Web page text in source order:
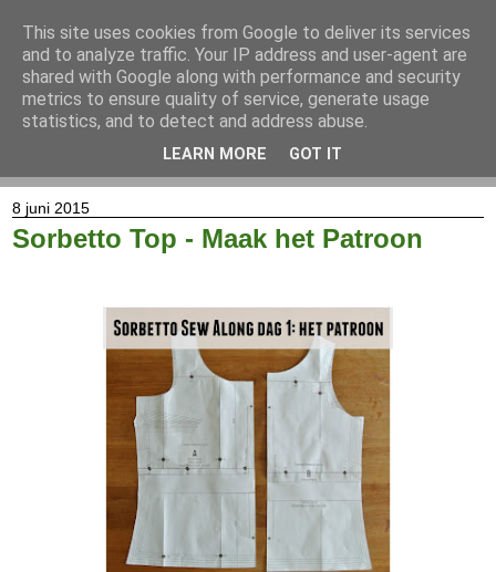
8 juni 2015
Sorbetto Top - Maak het Patroon
This site uses cookies from Google to deliver its services
and to analyze traffic. Your IP address and user-agent are
shared with Google along with performance and security
metrics to ensure quality of service, generate usage
statistics, and to detect and address abuse.
LEARN MORE GOT IT